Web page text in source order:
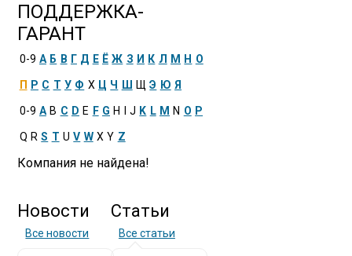
ПОДДЕРЖКА-
ГАРАНТ
0-9 А Б В Г Д Е Ё Ж З И К Л М Н О
П Р С Т У Ф Х Ц Ч Ш Щ Э Ю Я
0-9 A B C D E F G H J K L M N O P
Q R S T U V W X Y Z
Компания не найдена!
Новости
Все новости
Статьи
Все статьи